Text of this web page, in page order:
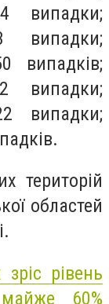
випадки;
випадки;
випадків;
випадки;
випадки;
територій
областей
рівень
60%